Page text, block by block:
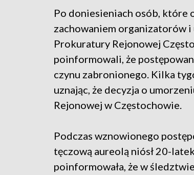
Po doniesieniach osób, które
zachowaniem organizatorów
Prokuratury Rejonowej
poinformowali, że
czynu zabronionego. Kilka
uznając, że decyzja o
Rejonowej w Częstochowie.
Podczas wznowionego
tęczową aureolą niósł 20-
poinformowała, że w